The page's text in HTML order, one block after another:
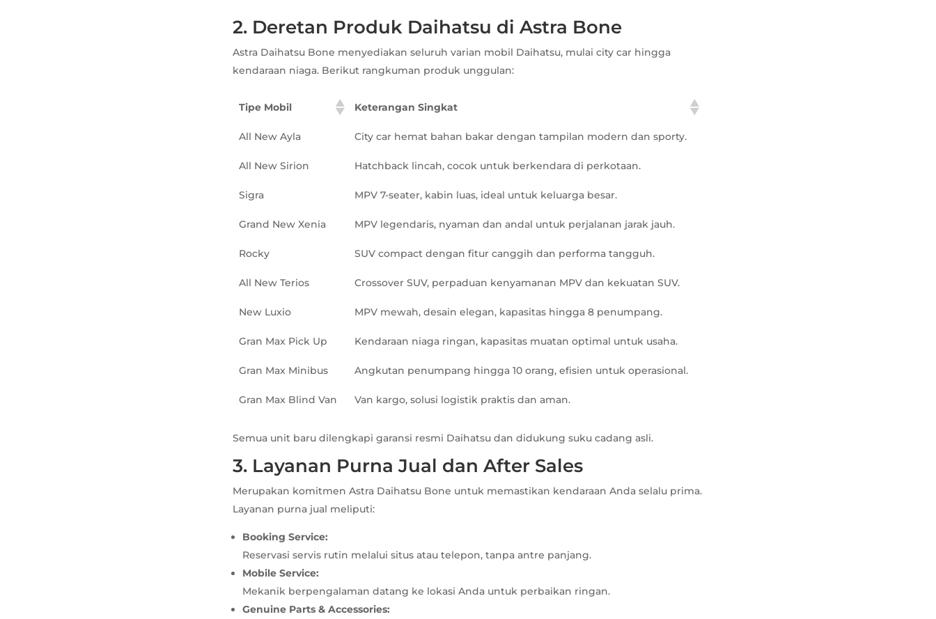
2. Deretan Produk Daihatsu di Astra Bone
Astra Daihatsu Bone menyediakan seluruh varian mobil Daihatsu, mulai city car hingga
kendaraan niaga. Berikut rangkuman produk unggulan:
Tipe Mobil Keterangan Singkat
All New Ayla City car hemat bahan bakar dengan tampilan modern dan sporty.
All New Sirion Hatchback lincah, cocok untuk berkendara di perkotaan.
Sigra MPV 7-seater, kabin luas, ideal untuk keluarga besar.
Grand New Xenia MPV legendaris, nyaman dan andal untuk perjalanan jarak jauh.
Rocky SUV compact dengan fitur canggih dan performa tangguh.
All New Terios Crossover SUV, perpaduan kenyamanan MPV dan kekuatan SUV.
New Luxio MPV mewah, desain elegan, kapasitas hingga 8 penumpang.
Gran Max Pick Up Kendaraan niaga ringan, kapasitas muatan optimal untuk usaha.
Gran Max Minibus Angkutan penumpang hingga 10 orang, efisien untuk operasional.
Gran Max Blind Van Van kargo, solusi logistik praktis dan aman.
Semua unit baru dilengkapi garansi resmi Daihatsu dan didukung suku cadang asli.
3. Layanan Purna Jual dan After Sales
Merupakan komitmen Astra Daihatsu Bone untuk memastikan kendaraan Anda selalu prima.
Layanan purna jual meliputi:
Booking Service:
Reservasi servis rutin melalui situs atau telepon, tanpa antre panjang.
Mobile Service:
Mekanik berpengalaman datang ke lokasi Anda untuk perbaikan ringan.
Genuine Parts & Accessories: